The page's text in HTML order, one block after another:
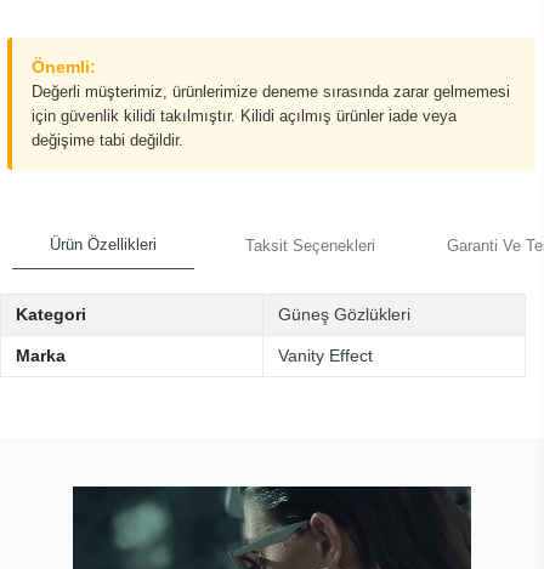
Önemli:
Değerli müşterimiz, ürünlerimize deneme sırasında zarar gelmemesi
için güvenlik kilidi takılmıştır. Kilidi açılmış ürünler iade veya
değişime tabi değildir.
Ürün Özellikleri Taksit Seçenekleri Garanti Ve
Kategori Güneş Gözlükleri
Marka Vanity Effect